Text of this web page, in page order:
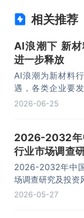
相关推荐
AI浪潮下 新
进一步释放
AI浪潮为新材料
遇，各类企业要
业、加码研发，在
2026-06-25
2026-2032年
行业市场调查
评估报告
2026-2032年中
场调查研究及投资
要包括行业竞争格
2026-05-27